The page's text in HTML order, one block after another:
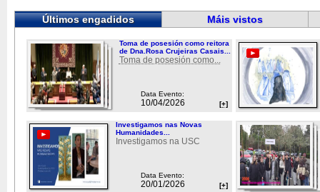
Últimos engadidos Máis vistos
Toma de posesión como reitora
de Dna.Rosa Crujeiras Casais...
Toma de posesión como...
Data Evento:
10/04/2026 [+]
Investigamos nas Novas
Humanidades...
Investigamos na USC
Data Evento:
20/01/2026 [+]